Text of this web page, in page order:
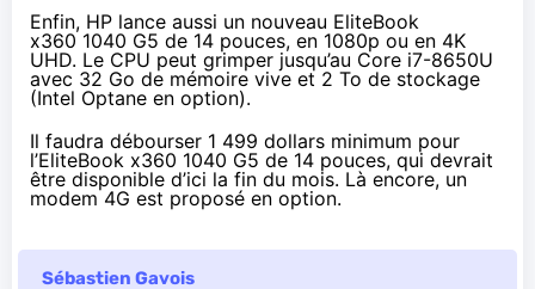
Enfin, HP lance aussi un nouveau EliteBook
x360 1040 G5 de 14 pouces, en 1080p ou en 4K
UHD. Le CPU peut grimper jusqu’au Core i7-8650U
avec 32 Go de mémoire vive et 2 To de stockage
(Intel Optane en option).
Il faudra débourser 1 499 dollars minimum pour
l’EliteBook x360 1040 G5 de 14 pouces, qui devrait
être disponible d’ici la fin du mois. Là encore, un
modem 4G est proposé en option.
Sébastien Gavois